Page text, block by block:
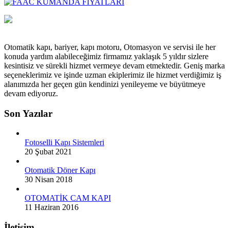
Otomatik kapı, bariyer, kapı motoru, Otomasyon ve servisi ile her
konuda yardım alabileceğimiz firmamız yaklaşık 5 yıldır sizlere
kesintisiz ve sürekli hizmet vermeye devam etmektedir. Geniş marka
seçeneklerimiz ve işinde uzman ekiplerimiz ile hizmet verdiğimiz iş
alanımızda her geçen gün kendinizi yenileyeme ve büyütmeye
devam ediyoruz.
Son Yazılar
Fotoselli Kapı Sistemleri
20 Şubat 2021
Otomatik Döner Kapı
30 Nisan 2018
OTOMATİK CAM KAPI
11 Haziran 2016